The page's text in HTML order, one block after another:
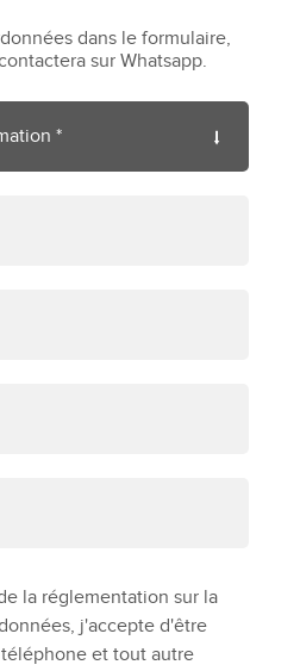
dans le formulaire,
sur Whatsapp.
la réglementation sur la
j'accepte d'être
et tout autre